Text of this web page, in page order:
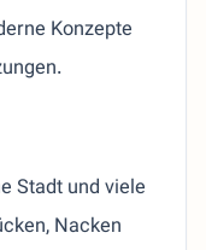
Konzepte
Stadt und viele
Nacken